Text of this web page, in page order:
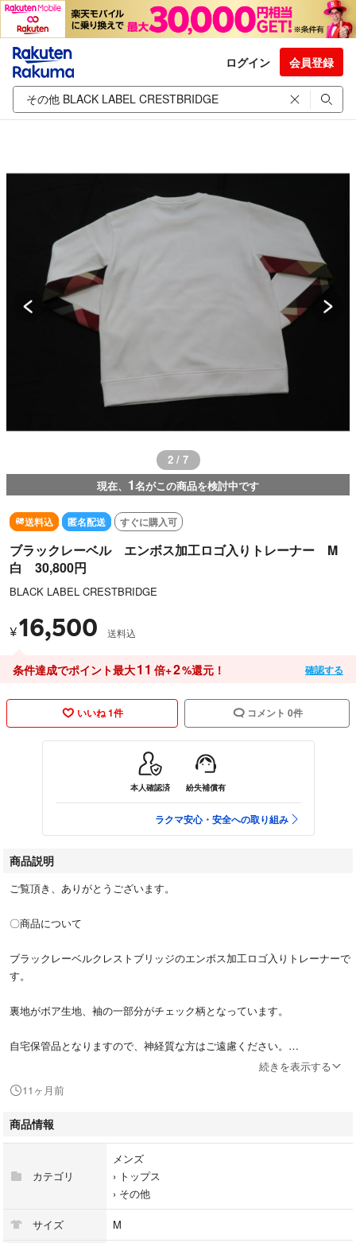
ログイン 会員登録
3 / 7
現在、 1名がこの商品を検討中です
送料込 匿名配送 すぐに購入可
ブラックレーベル エンボス加工ロゴ入りトレーナー M
白 30,800円
BLACK LABEL CRESTBRIDGE
¥16,500 送料込
条件達成でポイント最大11 倍+2%還元！ 確認する
いいね 1件 コメント 0件
本人確認済 紛失補償有
ラクマ安心・安全への取り組み
商品説明
ご覧頂き、ありがとうございます。
〇商品について
ブラックレーベルクレストブリッジのエンボス加工ロゴ入りトレーナーで
す。
裏地がボア生地、袖の一部分がチェック柄となっています。
自宅保管品となりますので、神経質な方はご遠慮ください。
〇商品詳細
【状態】 未使用品
【定価】 28,000円+税
【カラー】白
続きを表示する
11ヶ月前
商品情報
カテゴリ
メンズ
› トップス
› その他
サイズ M